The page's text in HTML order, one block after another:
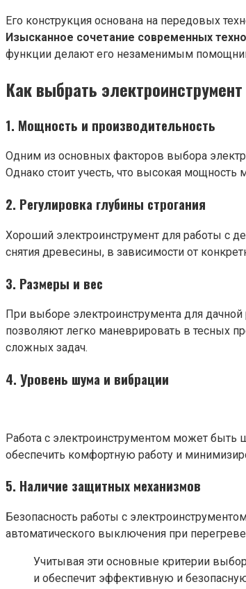
Его конструкция основана на передовых
Изысканное сочетание современных
функции делают его незаменимым
Как выбрать
1. Мощность и производительность
Одним из основных факторов выбора
Однако стоит учесть, что высокая мощность
2. Регулировка глубины строгания
Хороший электроинструмент для работы с
снятия древесины, в зависимости от
3. Размеры и вес
При выборе электроинструмента для
позволяют легко маневрировать в тесных
сложных задач.
4. Уровень шума и вибрации
Работа с электроинструментом может
обеспечить комфортную работу и
5. Наличие защитных механизмов
Безопасность работы с
автоматического выключения при
Учитывая эти основные критерии
и обеспечит эффективную и